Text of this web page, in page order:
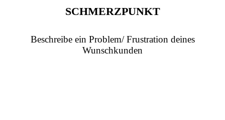
SCHMERZPUNKT
Beschreibe ein Problem/ Frustration deines
Wunschkunden